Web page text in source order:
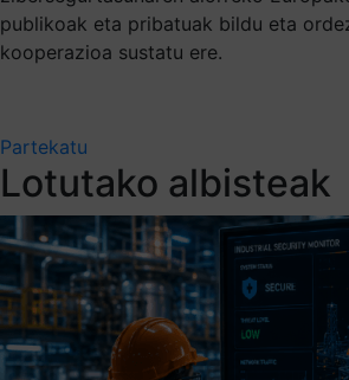
publikoak eta pribatuak bildu eta
kooperazioa sustatu ere.
Partekatu
Lotutako albisteak